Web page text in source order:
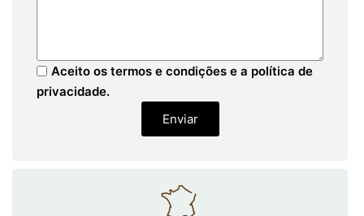
Aceito os termos e condições e a política de
privacidade.
Enviar